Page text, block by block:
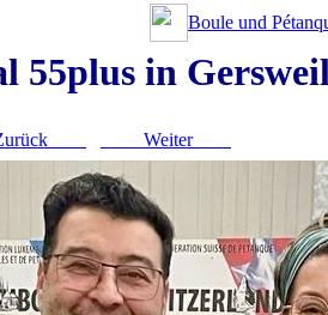
Boule und
55plus in
Weiter